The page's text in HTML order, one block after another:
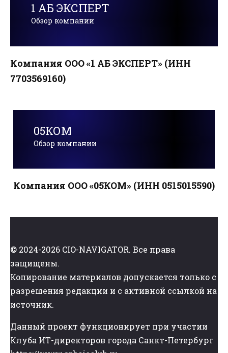
1 АБ ЭКСПЕРТ
Обзор компании
Компания ООО «1 АБ ЭКСПЕРТ» (ИНН
7703569160)
05КОМ
Обзор компании
Компания ООО «05КОМ» (ИНН 0515015590)
© 2024-2026 CIO-NAVIGATOR. Все права
защищены.
Копирование материалов допускается только с
разрешения редакции и с активной ссылкой на
источник.
Данный проект функционирует при участии
Клуба ИТ-директоров города Санкт-Петербург